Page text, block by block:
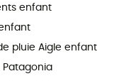
enfant
pluie Aigle enfant
Patagonia